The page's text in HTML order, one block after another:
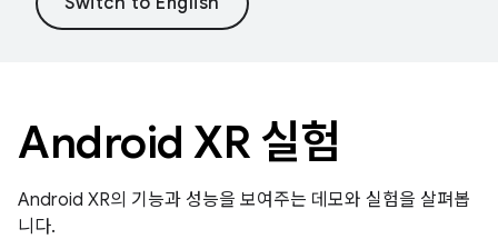
Android XR 실험
Android XR의 기능과 성능을 보여주는 데모와 실험을 살펴봅
니다.